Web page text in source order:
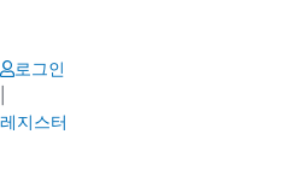
content
로그인
레지스터